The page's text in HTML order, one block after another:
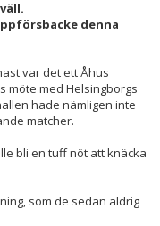
denna
var det ett Åhus
möte med Helsingborgs
hade nämligen inte
matcher.
bli en tuff nöt att knäcka
som de sedan aldrig